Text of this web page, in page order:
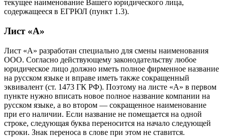
текущее наименование Вашего юридического лица,
содержащееся в ЕГРЮЛ (пункт 1.3).
Лист «А»
Лист «А» разработан специально для смены наименования
ООО. Согласно действующему законодательству любое
юридическое лицо должно иметь полное фирменное название
на русском языке и вправе иметь также сокращенный
эквивалент (ст. 1473 ГК РФ). Поэтому на листе «А» в первом
пункте нужно вписать новое полное название компании на
русском языке, а во втором — сокращенное наименование
при его наличии. Если название не помещается на одной
строке, следующая буква переносится на начало следующей
строки. Знак переноса в слове при этом не ставится.